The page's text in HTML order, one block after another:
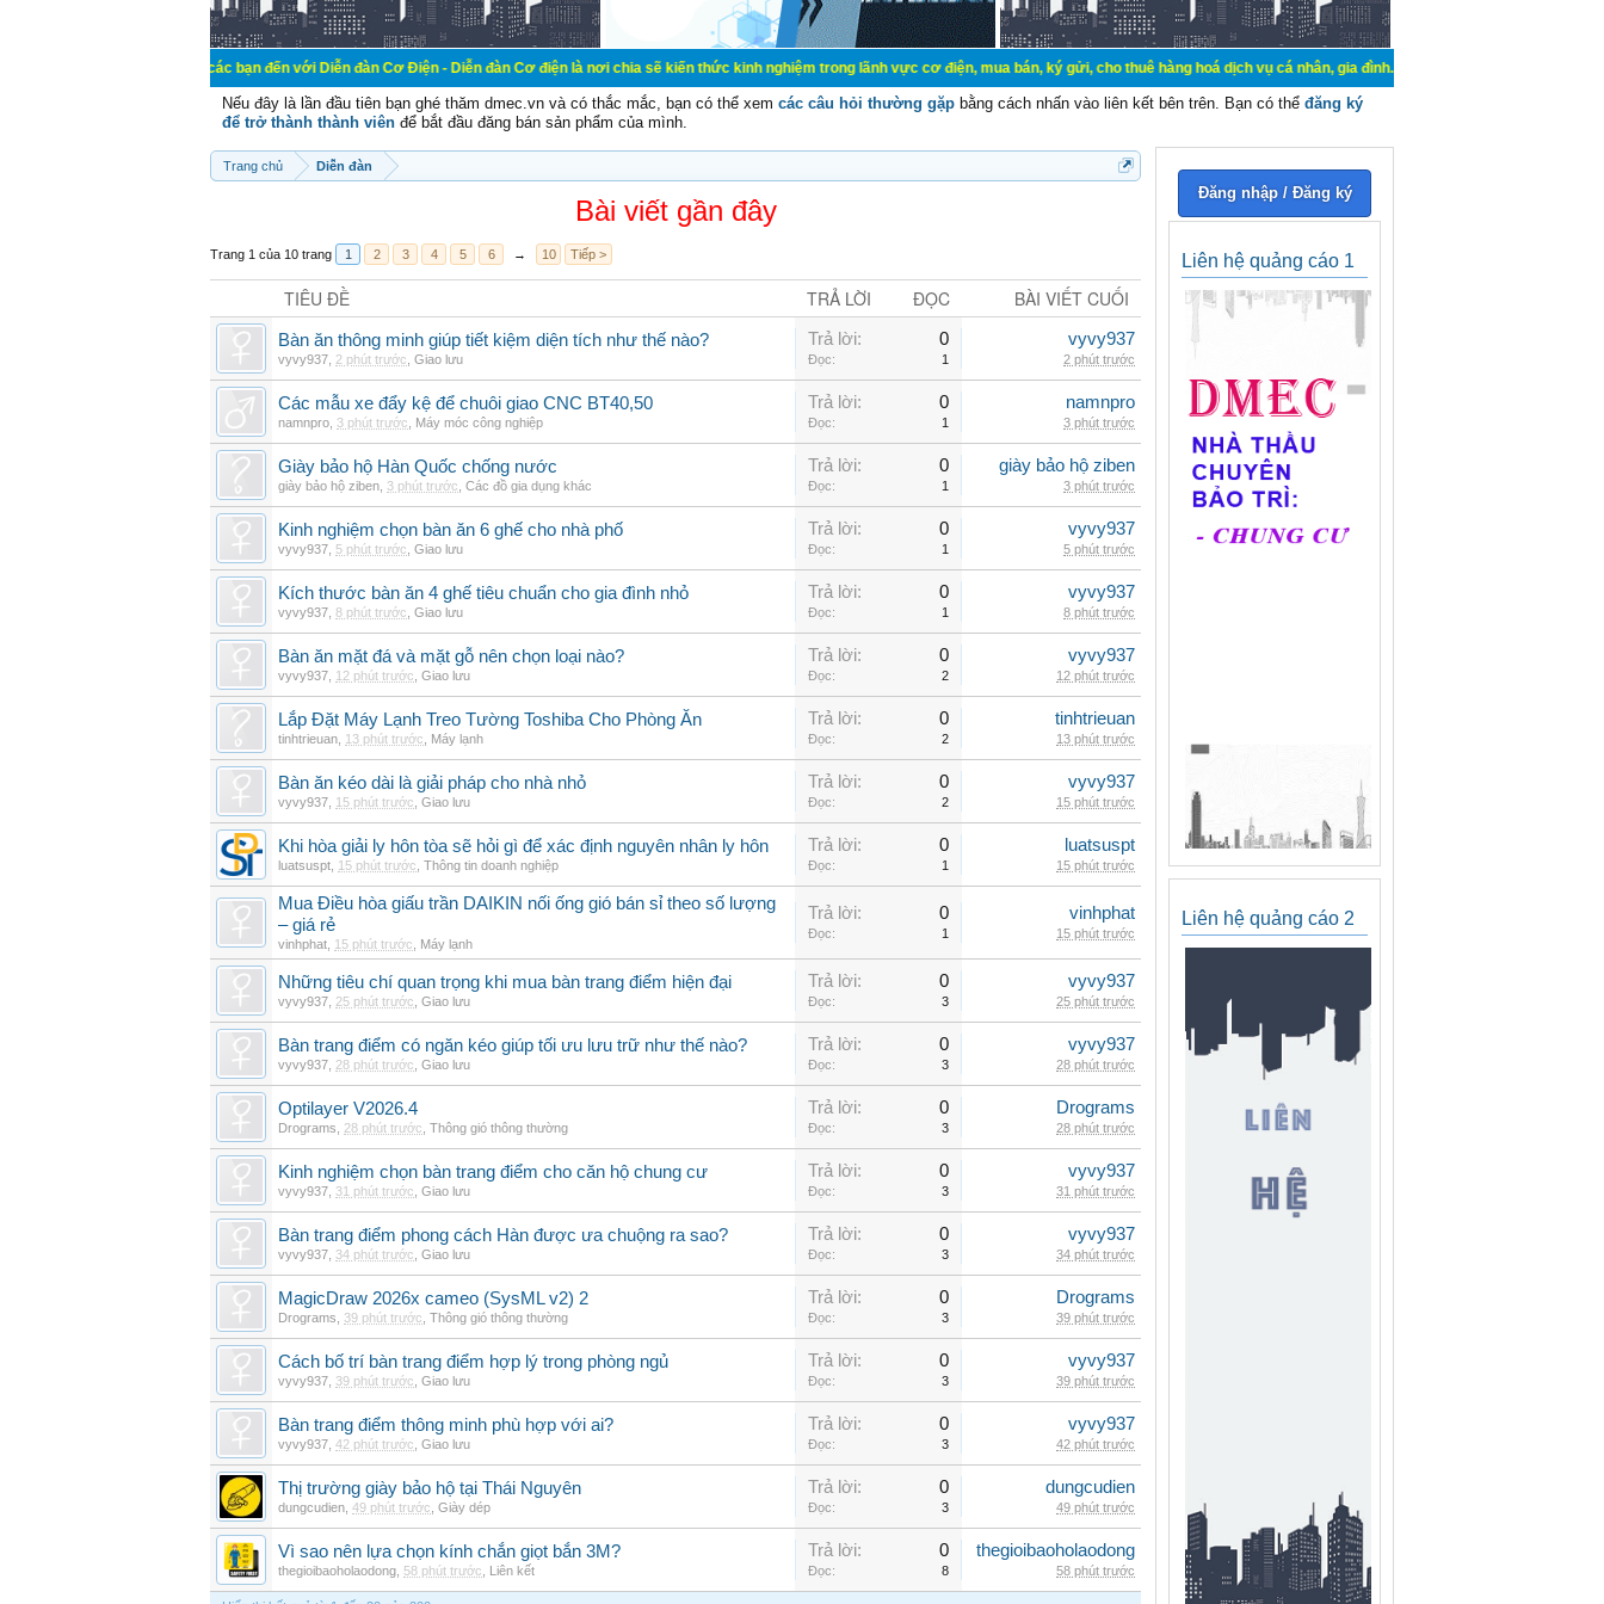
Chào mừng các bạn đến với Diễn đàn Cơ Điện - Diễn đàn Cơ điện là nơi chia sẽ kiến thức kinh nghiệm trong lãnh vực cơ điện, mua bán, ký gửi, cho thuê hàng hoá dịch vụ cá nhân, gia đình. Mua bán, ký gửi, cho thuê thiết bị hệ
Nếu đây là lần đầu tiên bạn ghé thăm dmec.vn và có thắc mắc, bạn có thể xem các câu hỏi thường gặp bằng cách nhấn vào liên kết bên trên. Bạn có thể đăng ký
để trở thành thành viên để bắt đầu đăng bán sản phẩm của mình.
Trang chủ Diễn đàn
Bài viết gần đây
Trang 1 của 10 trang 1 2 3 4 5 6 → 10 Tiếp >
TIÊU ĐỀ TRẢ LỜI ĐỌC BÀI VIẾT CUỐI
Bàn ăn thông minh giúp tiết kiệm diện tích như thế nào?
vyvy937 2 phút trước Giao lưu
Trả lời: 0
Đọc: 1
vyvy937
2 phút trước
Các mẫu xe đẩy kệ để chuôi giao CNC BT40,50
namnpro 3 phút trước Máy móc công nghiệp
Trả lời: 0
Đọc: 1
namnpro
3 phút trước
Giày bảo hộ Hàn Quốc chống nước
giày bảo hộ ziben 3 phút trước Các đồ gia dụng khác
Trả lời: 0
Đọc: 1
giày bảo hộ ziben
3 phút trước
Kinh nghiệm chọn bàn ăn 6 ghế cho nhà phố
vyvy937 5 phút trước Giao lưu
Trả lời: 0
Đọc: 1
vyvy937
5 phút trước
Kích thước bàn ăn 4 ghế tiêu chuẩn cho gia đình nhỏ
vyvy937 8 phút trước Giao lưu
Trả lời: 0
Đọc: 1
vyvy937
8 phút trước
Bàn ăn mặt đá và mặt gỗ nên chọn loại nào?
vyvy937 12 phút trước Giao lưu
Trả lời: 0
Đọc: 2
vyvy937
12 phút trước
Lắp Đặt Máy Lạnh Treo Tường Toshiba Cho Phòng Ăn
tinhtrieuan 13 phút trước Máy lạnh
Trả lời: 0
Đọc: 2
tinhtrieuan
13 phút trước
Bàn ăn kéo dài là giải pháp cho nhà nhỏ
vyvy937 15 phút trước Giao lưu
Trả lời: 0
Đọc: 2
vyvy937
15 phút trước
Khi hòa giải ly hôn tòa sẽ hỏi gì để xác định nguyên nhân ly hôn
luatsuspt 15 phút trước Thông tin doanh nghiệp
Trả lời: 0
Đọc: 1
luatsuspt
15 phút trước
Mua Điều hòa giấu trần DAIKIN nối ống gió bán sỉ theo số lượng
– giá rẻ
vinhphat 15 phút trước Máy lạnh
Trả lời: 0
Đọc: 1
vinhphat
15 phút trước
Những tiêu chí quan trọng khi mua bàn trang điểm hiện đại
vyvy937 25 phút trước Giao lưu
Trả lời: 0
Đọc: 3
vyvy937
25 phút trước
Bàn trang điểm có ngăn kéo giúp tối ưu lưu trữ như thế nào?
vyvy937 28 phút trước Giao lưu
Trả lời: 0
Đọc: 3
vyvy937
28 phút trước
Optilayer V2026.4
Drograms 28 phút trước Thông gió thông thường
Trả lời: 0
Đọc: 3
Drograms
28 phút trước
Kinh nghiệm chọn bàn trang điểm cho căn hộ chung cư
vyvy937 31 phút trước Giao lưu
Trả lời: 0
Đọc: 3
vyvy937
31 phút trước
Bàn trang điểm phong cách Hàn được ưa chuộng ra sao?
vyvy937 34 phút trước Giao lưu
Trả lời: 0
Đọc: 3
vyvy937
34 phút trước
MagicDraw 2026x cameo (SysML v2) 2
Drograms 39 phút trước Thông gió thông thường
Trả lời: 0
Đọc: 3
Drograms
39 phút trước
Cách bố trí bàn trang điểm hợp lý trong phòng ngủ
vyvy937 39 phút trước Giao lưu
Trả lời: 0
Đọc: 3
vyvy937
39 phút trước
Bàn trang điểm thông minh phù hợp với ai?
vyvy937 42 phút trước Giao lưu
Trả lời: 0
Đọc: 3
vyvy937
42 phút trước
Thị trường giày bảo hộ tại Thái Nguyên
dungcudien 49 phút trước Giày dép
Trả lời: 0
Đọc: 3
dungcudien
49 phút trước
Vì sao nên lựa chọn kính chắn giọt bắn 3M?
thegioibaoholaodong 58 phút trước Liên kết
Trả lời: 0
Đọc: 8
thegioibaoholaodong
58 phút trước
Đăng nhập / Đăng ký
Liên hệ quảng cáo 1
Liên hệ quảng cáo 2